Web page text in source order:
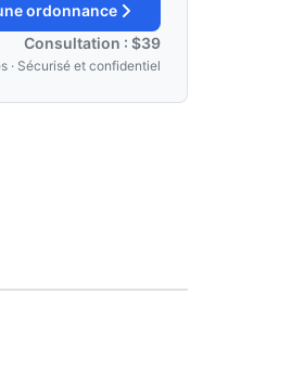
ordonnance
Consultation : $39
· Sécurisé et confidentiel